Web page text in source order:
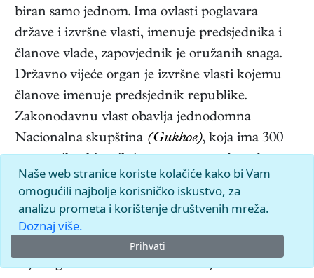
biran samo jednom. Ima ovlasti poglavara
države i izvršne vlasti, imenuje predsjednika i
članove vlade, zapovjednik je oružanih snaga.
Državno vijeće organ je izvršne vlasti kojemu
članove imenuje predsjednik republike.
Zakonodavnu vlast obavlja jednodomna
Nacionalna skupština (Gukhoe), koja ima 300
zastupnika, biranih izravno za mandat od
4 godine. Biračko je pravo glasa opće i jednako,
imaju ga svi građani s navršenih 19 godina
života. Vrhovni je sud na čelu sudbene vlasti,
suce imenuje predsjednik republike, parlament
daje suglasnost. Administrativno je država
Naše web stranice koriste kolačiće kako bi Vam
omogućili najbolje korisničko iskustvo, za
analizu prometa i korištenje društvenih mreža.
Doznaj više.
Prihvati